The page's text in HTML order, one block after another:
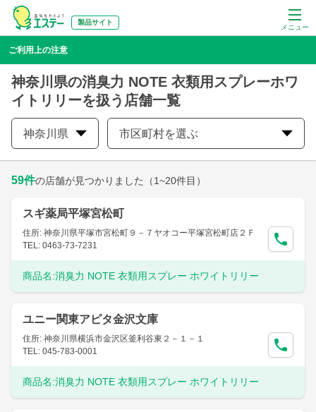
メニュー
製品サイト
ご利用上の注意
神奈川県の消臭力 NOTE 衣類用スプレーホワ
イトリリーを扱う店舗一覧
神奈川県 市区町村を選ぶ
59件の店舗が見つかりました （1~20件目）
スギ薬局平塚宮松町
住所: 神奈川県平塚市宮松町９－７ヤオコー平塚宮松町店２Ｆ
TEL: 0463-73-7231
商品名:消臭力 NOTE 衣類用スプレー ホワイトリリー
ユニー関東アピタ金沢文庫
住所: 神奈川県横浜市金沢区釜利谷東２－１－１
TEL: 045-783-0001
商品名:消臭力 NOTE 衣類用スプレー ホワイトリリー